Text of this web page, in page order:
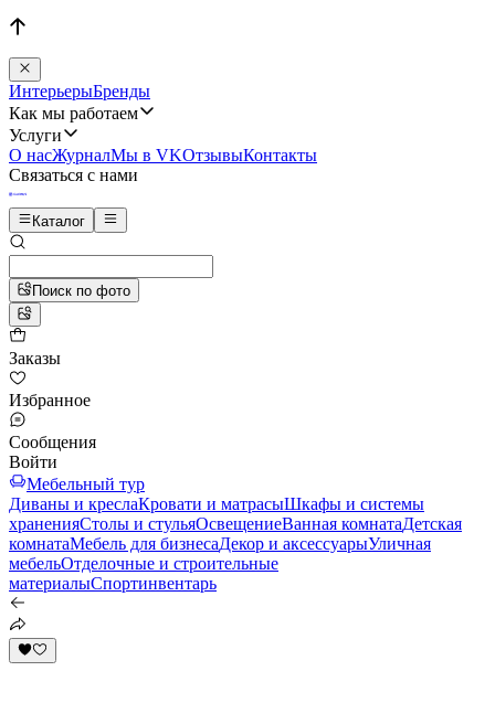
ИнтерьерыБренды
Как мы работаем
Услуги
О насЖурналМы в VKОтзывыКонтакты
Связаться с нами
Каталог
Поиск по фото
Заказы
Избранное
Сообщения
Войти
Мебельный тур
Диваны и креслаКровати и матрасыШкафы и системы
храненияСтолы и стульяОсвещениеВанная комнатаДетская
комнатаМебель для бизнесаДекор и аксессуарыУличная
мебельОтделочные и строительные
материалыСпортинвентарь